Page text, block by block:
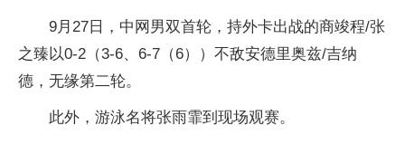
9月27日，中网男双首轮，持外卡出战的商竣程/张
之臻以0-2（3-6、6-7（6））不敌安德里奥兹/吉纳
德，无缘第二轮。
此外，游泳名将张雨霏到现场观赛。